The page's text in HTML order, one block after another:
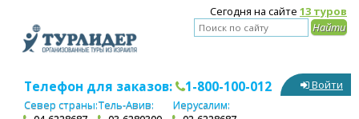
Сегодня на сайте 13 туров
Телефон для заказов: 1-800-100-012
Север страны:Тель-Авив:
Иерусалим:
Войти